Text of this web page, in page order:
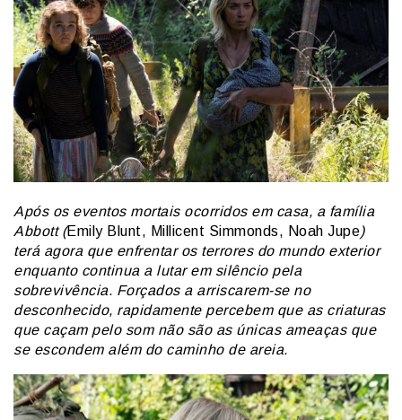
Após os eventos mortais ocorridos em casa, a família
Abbott (Emily Blunt, Millicent Simmonds, Noah Jupe)
terá agora que enfrentar os terrores do mundo exterior
enquanto continua a lutar em silêncio pela
sobrevivência. Forçados a arriscarem-se no
desconhecido, rapidamente percebem que as criaturas
que caçam pelo som não são as únicas ameaças que
se escondem além do caminho de areia.